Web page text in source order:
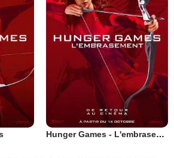
Hunger Games - L'embrasement